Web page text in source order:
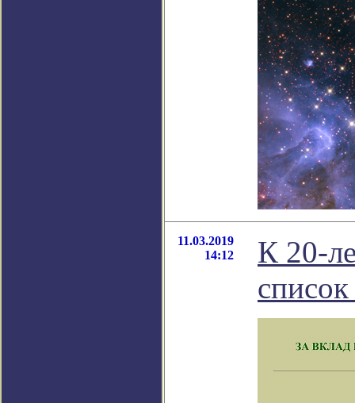
11.03.2019
14:12
К 20-